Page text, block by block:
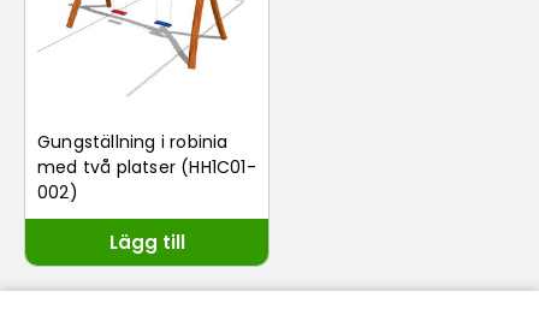
Gungställning i robinia
med två platser (HH1C01-
002)
Lägg till